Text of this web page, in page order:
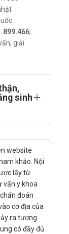
tân, tư âm,
sinh tân dịch,
chứng bệnh
mỏi, cốt
trống ngực
bị rong
tiện màu
thận âm
khớp.
ở nam giới.
đều hoặc
;
giải
sinh
website
khảo. Nội
lấy từ
vấn y khoa
đoán
cơ địa của
ra tương
có đầy đủ